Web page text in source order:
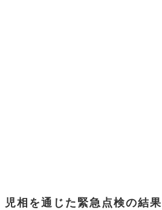
児相を通じた緊急点検の結果